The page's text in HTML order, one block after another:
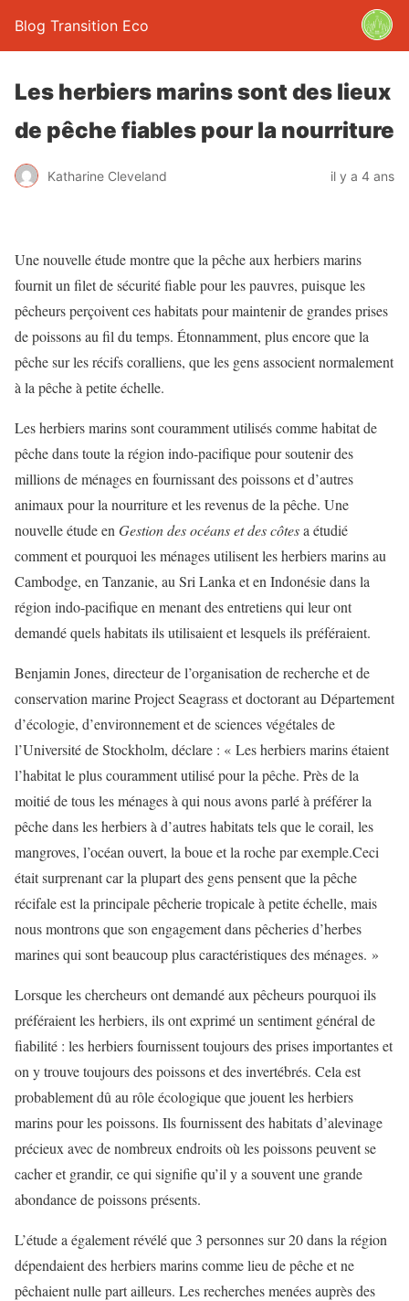
Blog Transition Eco
Les herbiers marins sont des lieux
de pêche fiables pour la nourriture
Katharine Cleveland il y a 4 ans
Une nouvelle étude montre que la pêche aux herbiers marins
fournit un filet de sécurité fiable pour les pauvres, puisque les
pêcheurs perçoivent ces habitats pour maintenir de grandes prises
de poissons au fil du temps. Étonnamment, plus encore que la
pêche sur les récifs coralliens, que les gens associent normalement
à la pêche à petite échelle.
Les herbiers marins sont couramment utilisés comme habitat de
pêche dans toute la région indo-pacifique pour soutenir des
millions de ménages en fournissant des poissons et d’autres
animaux pour la nourriture et les revenus de la pêche. Une
nouvelle étude en Gestion des océans et des côtesa étudié
comment et pourquoi les ménages utilisent les herbiers marins au
Cambodge, en Tanzanie, au Sri Lanka et en Indonésie dans la
région indo-pacifique en menant des entretiens qui leur ont
demandé quels habitats ils utilisaient et lesquels ils préféraient.
Benjamin Jones, directeur de l’organisation de recherche et de
conservation marine Project Seagrass et doctorant au Département
d’écologie, d’environnement et de sciences végétales de
l’Université de Stockholm, déclare : « Les herbiers marins étaient
l’habitat le plus couramment utilisé pour la pêche. Près de la
moitié de tous les ménages à qui nous avons parlé à préférer la
pêche dans les herbiers à d’autres habitats tels que le corail, les
mangroves, l’océan ouvert, la boue et la roche par exemple.Ceci
était surprenant car la plupart des gens pensent que la pêche
récifale est la principale pêcherie tropicale à petite échelle, mais
nous montrons que son engagement dans pêcheries d’herbes
marines qui sont beaucoup plus caractéristiques des ménages. »
Lorsque les chercheurs ont demandé aux pêcheurs pourquoi ils
préféraient les herbiers, ils ont exprimé un sentiment général de
fiabilité : les herbiers fournissent toujours des prises importantes et
on y trouve toujours des poissons et des invertébrés. Cela est
probablement dû au rôle écologique que jouent les herbiers
marins pour les poissons. Ils fournissent des habitats d’alevinage
précieux avec de nombreux endroits où les poissons peuvent se
cacher et grandir, ce qui signifie qu’il y a souvent une grande
abondance de poissons présents.
L’étude a également révélé que 3 personnes sur 20 dans la région
dépendaient des herbiers marins comme lieu de pêche et ne
pêchaient nulle part ailleurs. Les recherches menées auprès des